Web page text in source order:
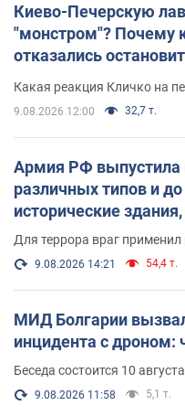
Киево-Печерскую
"монстром"? Почему
отказались
Какая реакция Кличко на
9.08.2026 12:00 32,7 т.
Армия РФ выпустила
различных типов и
исторические
и видео
Для террора враг
9.08.2026 14:21 54,4 т.
МИД Болгарии
инцидента с дроном:
Беседа состоится 10 августа
9.08.2026 11:58 5,1 т.